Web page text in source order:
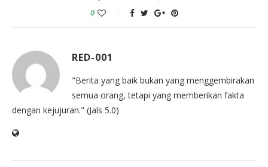
0
RED-001
"Berita yang baik bukan yang menggembirakan
semua orang, tetapi yang memberikan fakta
dengan kejujuran." (Jals 5.0)